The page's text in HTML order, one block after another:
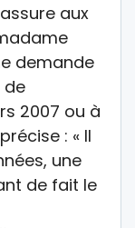
aux
demande
de
2007 ou à
: « Il
une
de fait le